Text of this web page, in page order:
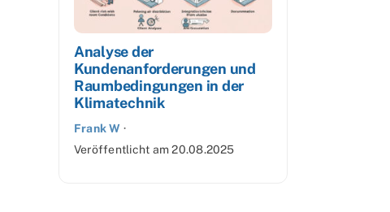
Analyse der
Kundenanforderungen und
Raumbedingungen in der
Klimatechnik
Frank W ·
Veröffentlicht am20.08.2025